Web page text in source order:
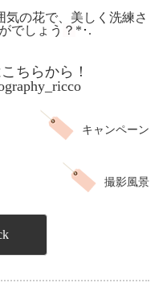
気の花で、美しく洗練さ
でしょう ？ *･.
ちらから！
キャンペーン
撮影風景